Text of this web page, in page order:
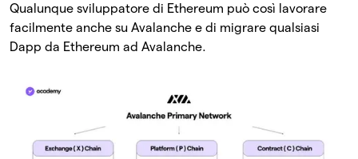
Qualunque sviluppatore di Ethereum può così lavorare
facilmente anche su Avalanche e di migrare qualsiasi
Dapp da Ethereum ad Avalanche.